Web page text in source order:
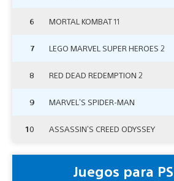
6 MORTAL KOMBAT 11
7 LEGO MARVEL SUPER HEROES 2
8 RED DEAD REDEMPTION 2
9 MARVEL’S SPIDER-MAN
10 ASSASSIN’S CREED ODYSSEY
Juegos para